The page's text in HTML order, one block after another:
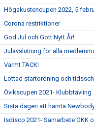
Högakustencupen 2022, 5
Corona restriktioner
God Jul och Gott Nytt År!
Julavslutning för alla
Varmt TACK!
Lottad startordning och
Övikscupen 2021- Klubbtävling
Sista dagen att hämta
Isdisco 2021- Samarbete ÖKK